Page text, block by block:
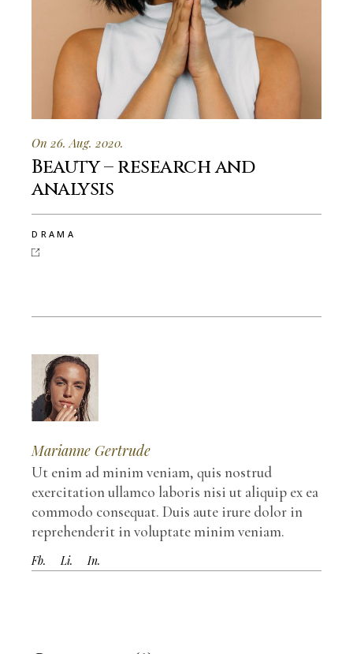
On 26. Aug. 2020.
Beauty – research and
analysis
DRAMA
Marianne Gertrude
Ut enim ad minim veniam, quis nostrud
exercitation ullamco laboris nisi ut aliquip ex ea
commodo consequat. Duis aute irure dolor in
reprehenderit in voluptate minim veniam.
Fb. Li. In.